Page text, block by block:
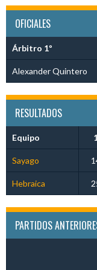
OFICIALES
Árbitro 1º
Alexander Quintero
RESULTADOS
Equipo
Sayago
Hebraica
PARTIDOS